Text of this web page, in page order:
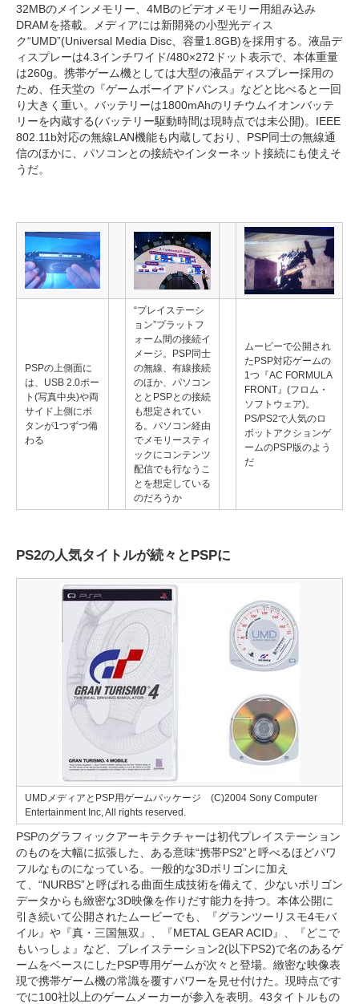
32MBのメインメモリー、4MBのビデオメモリー用組み込み
DRAMを搭載。メディアには新開発の小型光ディス
ク“UMD”(Universal Media Disc、容量1.8GB)を採用する。液晶デ
ィスプレーは4.3インチワイド/480×272ドット表示で、本体重量
は260g。携帯ゲーム機としては大型の液晶ディスプレー採用の
ため、任天堂の『ゲームボーイアドバンス』などと比べると一回
り大きく重い。バッテリーは1800mAhのリチウムイオンバッテ
リーを内蔵する(バッテリー駆動時間は現時点では未公開)。IEEE
802.11b対応の無線LAN機能も内蔵しており、PSP同士の無線通
信のほかに、パソコンとの接続やインターネット接続にも使えそ
うだ。
PSPの上側面に
は、USB 2.0ポー
ト(写真中央)や両
サイド上側にボ
タンが1つずつ備
わる
“プレイステーシ
ョン”プラットフ
ォーム間の接続イ
メージ。PSP同士
の無線、有線接続
のほか、パソコン
ととPSPとの接続
も想定されてい
る。パソコン経由
でメモリースティ
ックにコンテンツ
配信でも行なうこ
とを想定している
のだろうか
ムービーで公開され
たPSP対応ゲームの
1つ『AC FORMULA
FRONT』(フロム・
ソフトウェア)。
PS/PS2で人気のロ
ボットアクションゲ
ームのPSP版のよう
だ
PS2の人気タイトルが続々とPSPに
UMDメディアとPSP用ゲームパッケージ (C)2004 Sony Computer
Entertainment Inc, All rights reserved.
PSPのグラフィックアーキテクチャーは初代プレイステーション
のものを大幅に拡張した、ある意味“携帯PS2”と呼べるほどパワ
フルなものになっている。一般的な3Dポリゴンに加え
て、“NURBS”と呼ばれる曲面生成技術を備えて、少ないポリゴン
データからも緻密な3D映像を作りだす能力を持つ。本体公開に
引き続いて公開されたムービーでも、『グランツーリスモ4モバ
イル』や『真・三国無双』、『METAL GEAR ACID』、『どこで
もいっしょ』など、プレイステーション2(以下PS2)で名のあるゲ
ームをベースにしたPSP専用ゲームが次々と登場。緻密な映像表
現で携帯ゲーム機の常識を覆すパワーを見せ付けた。現時点です
でに100社以上のゲームメーカーが参入を表明。43タイトルもの